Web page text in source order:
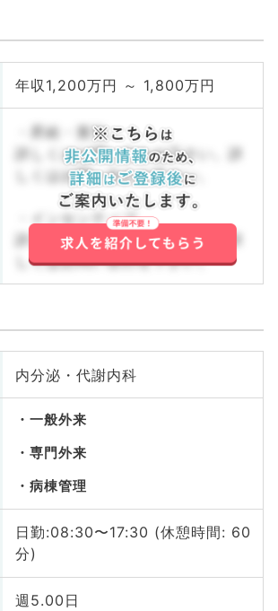
年収1,200万円 ～ 1,800万円
・昇給・賞与
詳しくはお問い合わせ下さい。詳
しくはお問い合わせ下さい。
・インセンティブ
詳しくはお問い合わせ下さい。詳
しくはお問い合わせ下さい。
内分泌・代謝内科
一般外来
専門外来
病棟管理
日勤:08:30〜17:30 (休憩時間: 60
分)
週5.00日